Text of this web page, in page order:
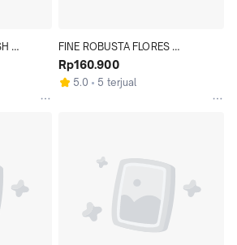
- biji
FINE ROBUSTA FLORES
MANGGARAI (GREEN BEANS - BIJI
KOPI)
Rp160.900
5.0 5 terjual